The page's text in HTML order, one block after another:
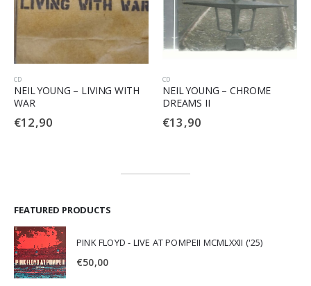
NEIL YOUNG – CHROME
€13,90
NEIL YOUNG – HARVEST
MOON
€12,90
FEATURED PRODUCTS
PINK FLOYD - LIVE AT POMPEII MCMLXXII ('25)
€50,00